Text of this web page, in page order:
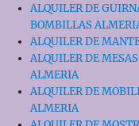
ALQUILER DE
BOMBILLAS
ALQUILER DE
ALQUILER DE
ALMERIA
ALQUILER DE
ALMERIA